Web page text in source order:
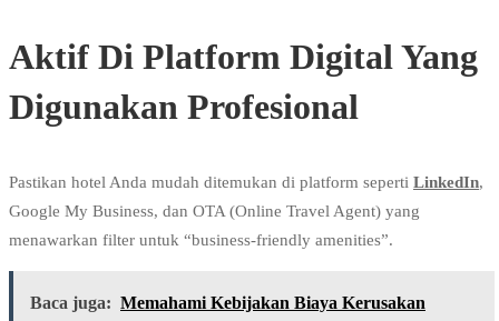
Aktif Di Platform Digital Yang
Digunakan Profesional
Pastikan hotel Anda mudah ditemukan di platform seperti LinkedIn,
Google My Business, dan OTA (Online Travel Agent) yang
menawarkan filter untuk “business-friendly amenities”.
Baca juga: Memahami Kebijakan Biaya Kerusakan